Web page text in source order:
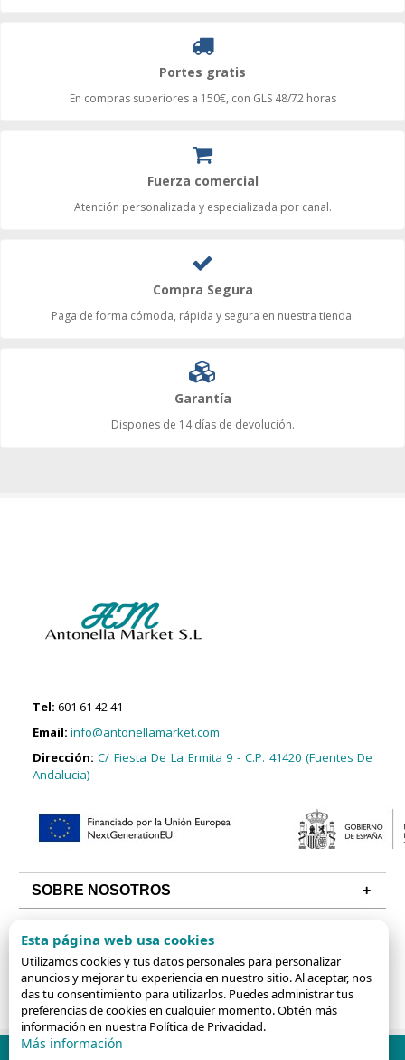
Portes gratis
En compras superiores a 150€, con GLS 48/72 horas
Fuerza comercial
Atención personalizada y especializada por canal.
Compra Segura
Paga de forma cómoda, rápida y segura en nuestra tienda.
Garantía
Dispones de 14 días de devolución.
Tel: 601 61 42 41
Email: info@antonellamarket.com
Dirección:C/ Fiesta De La Ermita 9 - C.P. 41420 (Fuentes De
Andalucia)
SOBRE NOSOTROS
ALGUNAS CATEGORÍAS
Esta página web usa cookies
Utilizamos cookies y tus datos personales para personalizar
anuncios y mejorar tu experiencia en nuestro sitio. Al aceptar, nos
das tu consentimiento para utilizarlos. Puedes administrar tus
preferencias de cookies en cualquier momento. Obtén más
información en nuestra Política de Privacidad.
Más información